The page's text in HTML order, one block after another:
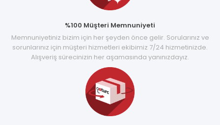
%100 Müşteri Memnuniyeti
Memnuniyetiniz bizim için her şeyden önce gelir. Sorularınız ve
sorunlarınız için müşteri hizmetleri ekibimiz 7/24 hizmetinizde.
Alışveriş sürecinizin her aşamasında yanınızdayız.